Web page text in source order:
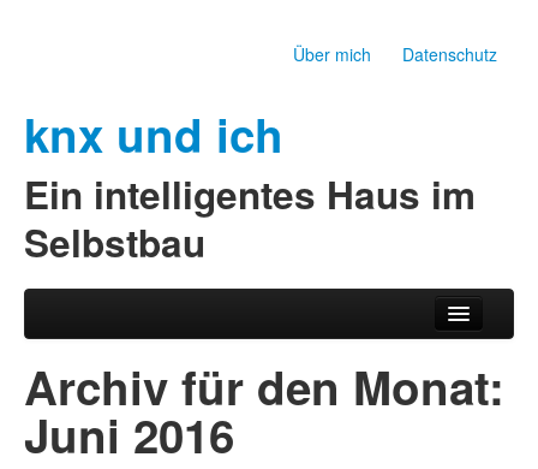
Über mich Datenschutz
knx und ich
Ein intelligentes Haus im
Selbstbau
Hauptmenü
Archiv für den Monat:
Juni 2016